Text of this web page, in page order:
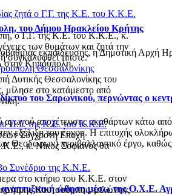
του Δήμου Ηρακλείου Κρήτης
εκπαίδευσης, η Δημοτική Αρχή
Κηπούπολη.
του Σαρωνικού, περνώντας ο
αποχέτευσης ακαθάρτων κάτω από
εξέλιξη του έργου. Η επιτυχής
περιβαλλοντικό έργο, καθώς
αναπτυξιακή ώθηση μέσω της Ο.Χ.Ε.
ζητά ο Γ.Γ. της Κ.Ε. του Κ.Κ.Ε.
ο Γ.Γ. της Κ.Ε. του Κ.Κ.Ε., κ.
των θυμάτων και ζητά την
συγκαλυφθεί τίποτε.
Θεσσαλονίκης
Δυτικής Θεσσαλονίκης του
στο κατάμεστο από
Π.Γ. της Κ.Ε. του Κ.Κ.Ε.
Σύγχρονη Εποχή
κ. Νίκος Σοφιανός θα
Συνέδριο της Κ.Ν.Ε.
στο κτήριο του Κ.Κ.Ε. στον
Κουτσούμπας, μιλώντας